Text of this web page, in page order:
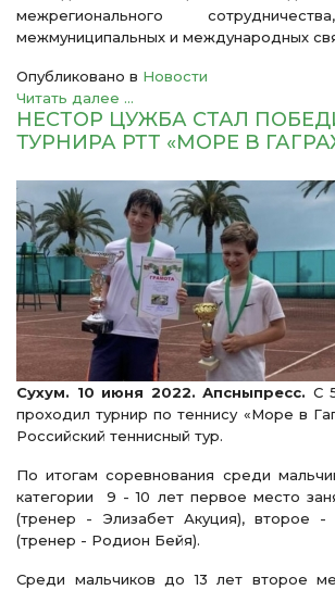
межрегионального
межмуниципальных и международных
Опубликовано в Новости
Читать далее ...
НЕСТОР ЦУЖБА СТАЛ
ТУРНИРА РТТ «МОРЕ В
Сухум. 10 июня 2022. Апсныпресс. С
проходил турнир по теннису «Море в
Российский теннисный тур.
По итогам соревнования среди
категории 9 - 10 лет первое место
(тренер - Элизабет Акуция), второе
(тренер - Родион Бейя).
Среди мальчиков до 13 лет второе